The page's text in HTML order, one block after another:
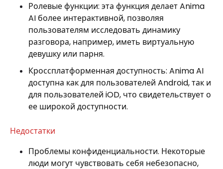
Ролевые функции: эта функция делает Anima
AI более интерактивной, позволяя
пользователям исследовать динамику
разговора, например, иметь виртуальную
девушку или парня.
Кроссплатформенная доступность: Anima AI
доступна как для пользователей Android, так и
для пользователей iOD, что свидетельствует о
ее широкой доступности.
Недостатки
Проблемы конфиденциальности. Некоторые
люди могут чувствовать себя небезопасно,